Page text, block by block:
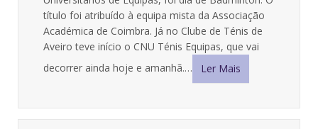
título foi atribuído à equipa mista da Associação
Académica de Coimbra. Já no Clube de Ténis de
Aveiro teve início o CNU Ténis Equipas, que vai
decorrer ainda hoje e amanhã.…
Ler Mais